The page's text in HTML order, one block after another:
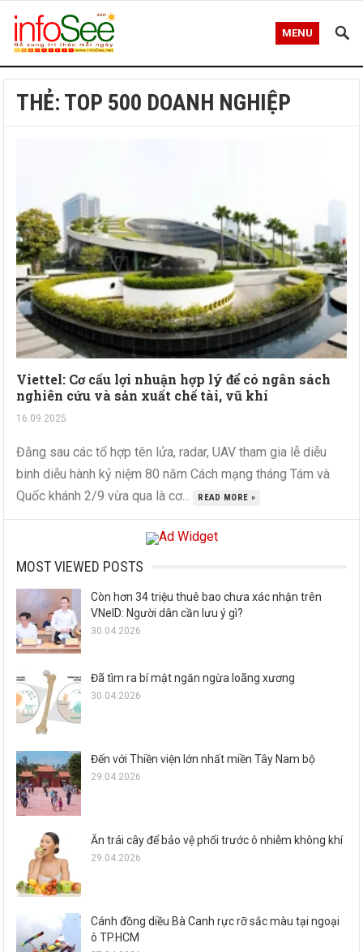
MENU
THẺ: TOP 500 DOANH NGHIỆP
Viettel: Cơ cấu lợi nhuận hợp lý để có ngân sách
nghiên cứu và sản xuất chế tài, vũ khí
16.09.2025
Đằng sau các tổ hợp tên lửa, radar, UAV tham gia lễ diễu
binh diễu hành kỷ niệm 80 năm Cách mạng tháng Tám và
Quốc khánh 2/9 vừa qua là cơ...
READ MORE »
MOST VIEWED POSTS
Còn hơn 34 triệu thuê bao chưa xác nhận trên
VNeID: Người dân cần lưu ý gì?
30.04.2026
Đã tìm ra bí mật ngăn ngừa loãng xương
30.04.2026
Đến với Thiền viện lớn nhất miền Tây Nam bộ
29.04.2026
Ăn trái cây để bảo vệ phổi trước ô nhiễm không khí
29.04.2026
Cánh đồng diều Bà Canh rực rỡ sắc màu tại ngoại
ô TP.HCM